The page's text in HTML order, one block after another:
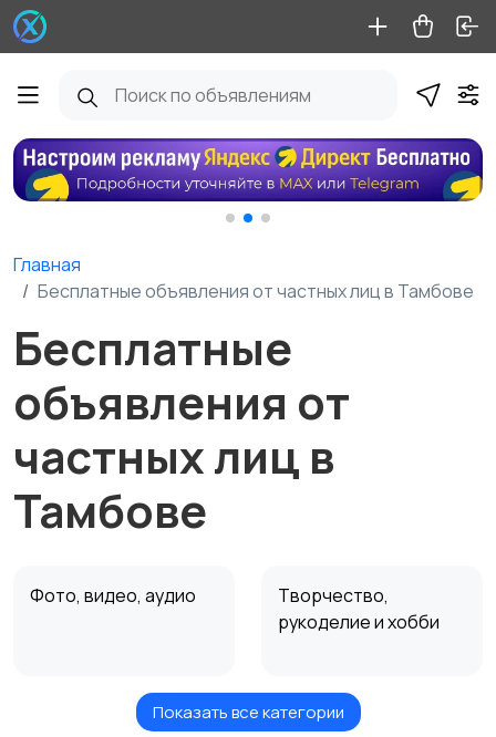
Главная
Бесплатные объявления от частных лиц в Тамбове
Бесплатные
объявления от
частных лиц в
Тамбове
Фото, видео, аудио
Творчество,
рукоделие и хобби
Недвижимость
Ремонт и
Показать все категории